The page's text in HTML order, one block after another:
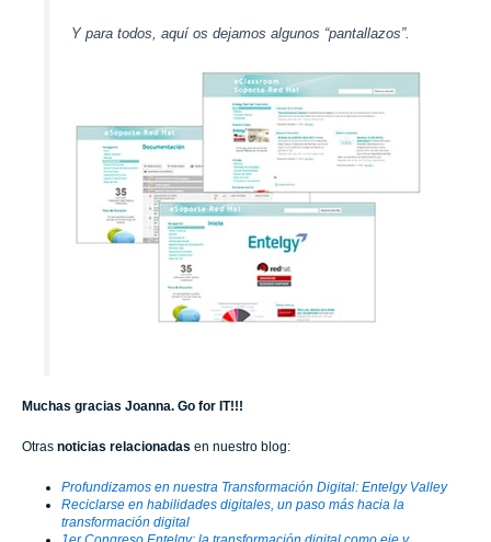
Y para todos, aquí os dejamos algunos “pantallazos”.
Muchas gracias Joanna. Go for IT!!!
Otras noticias relacionadas en nuestro blog:
Profundizamos en nuestra Transformación Digital: Entelgy Valley
Reciclarse en habilidades digitales, un paso más hacia la
transformación digital